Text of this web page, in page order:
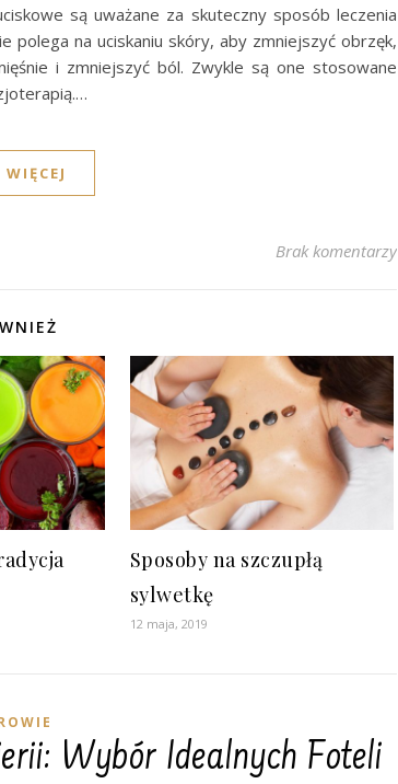
są uważane za skuteczny sposób leczenia
polega na uciskaniu skóry, aby zmniejszyć obrzęk,
i zmniejszyć ból. Zwykle są one stosowane
Brak komentarzy
Sposoby na szczupłą
sylwetkę
12 maja, 2019
Wybór Idealnych Foteli